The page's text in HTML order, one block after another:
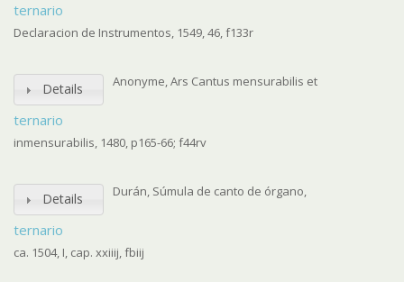
ternario
Declaracion de Instrumentos, 1549, 46, f133r
Details
ternario
Anonyme, Ars Cantus mensurabilis et
inmensurabilis, 1480, p165-66; f44rv
Details
ternario
Durán, Súmula de canto de órgano,
ca. 1504, I, cap. xxiiij, fbiij